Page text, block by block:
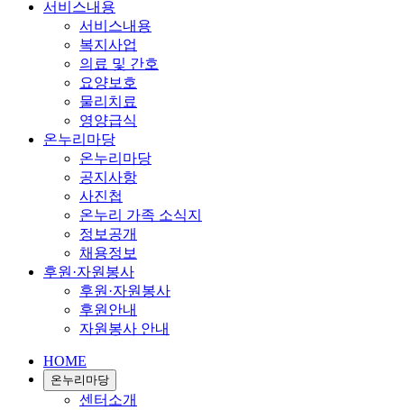
서비스내용
서비스내용
복지사업
의료 및 간호
요양보호
물리치료
영양급식
온누리마당
온누리마당
공지사항
사진첩
온누리 가족 소식지
정보공개
채용정보
후원·자원봉사
후원·자원봉사
후원안내
자원봉사 안내
HOME
온누리마당
센터소개